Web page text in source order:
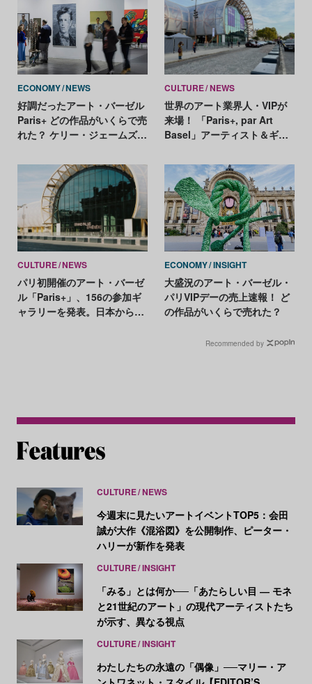
ECONOMY NEWS
好調だったアート・バーゼル
Paris+ どの作品がいくらで売
れた？ ケリー・ジェームズ・
円
CULTURE NEWS
世界のアート業界人・VIPが
来場！ 「Paris+, par Art
Basel」アーティスト＆ギャ
CULTURE NEWS
パリ初開催のアート・バーゼ
ル「Paris+」、156の参加ギ
ャラリーを発表。日本からは
ECONOMY INSIGHT
大盛況のアート・バーゼル・
パリVIPデーの売上速報！ ど
の作品がいくらで売れた？
Recommended by
CULTURE NEWS
今週末に見たいアートイベントTOP5：会田
誠が大作《混浴図》を公開制作、ピーター・
ハリーが新作を発表
CULTURE INSIGHT
「みる」とは何か──「あたらしい目 ― モネ
と21世紀のアート」の現代アーティストたち
が示す、異なる視点
CULTURE INSIGHT
わたしたちの永遠の「偶像」──マリー・ア